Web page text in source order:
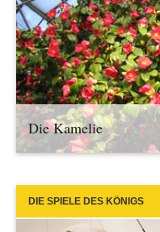
Die Kamelie
DIE SPIELE DES KÖNIGS